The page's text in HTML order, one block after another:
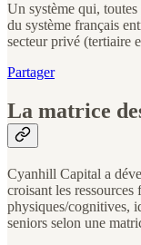
Un système qui,
du système français
secteur privé (tertiaire
Partager
La matrice
Cyanhill Capital a
croisant les ressources
physiques/cognitives,
seniors selon une